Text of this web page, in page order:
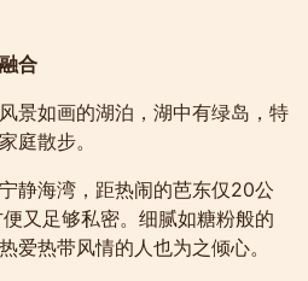
合
景如画的湖泊，湖中有绿岛，特
庭散步。
静海湾，距热闹的芭东仅20公
又足够私密。细腻如糖粉般的
爱热带风情的人也为之倾心。